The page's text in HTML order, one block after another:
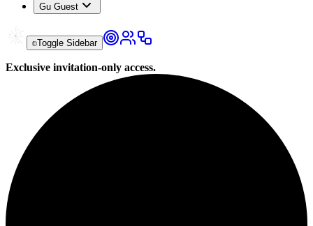
Gu Guest
Toggle Sidebar
Exclusive invitation-only access.